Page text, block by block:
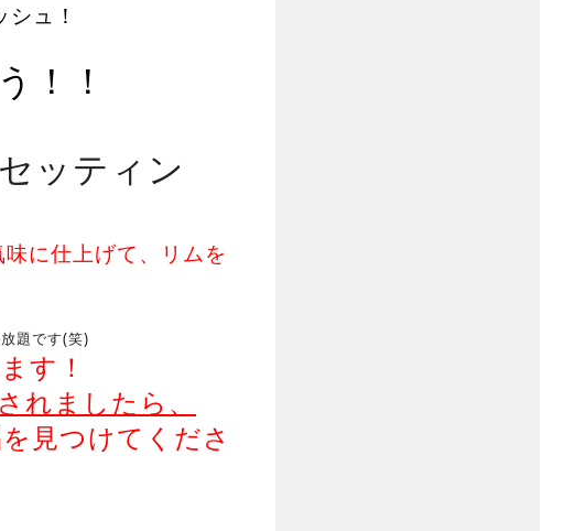
ュ！
！！
ッティン
に仕上げて、リムを
題です(笑)
す！
れましたら、
見つけてくださ